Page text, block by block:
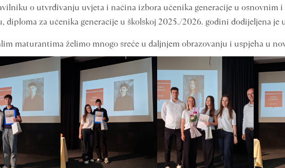
o utvrđivanju uvjeta i načina izbora učenika generacije u osnovnim
diploma za učenika generacije u školskoj 2025./2026. godini dodijeljena je
maturantima želimo mnogo sreće u daljnjem obrazovanju i uspjeha u